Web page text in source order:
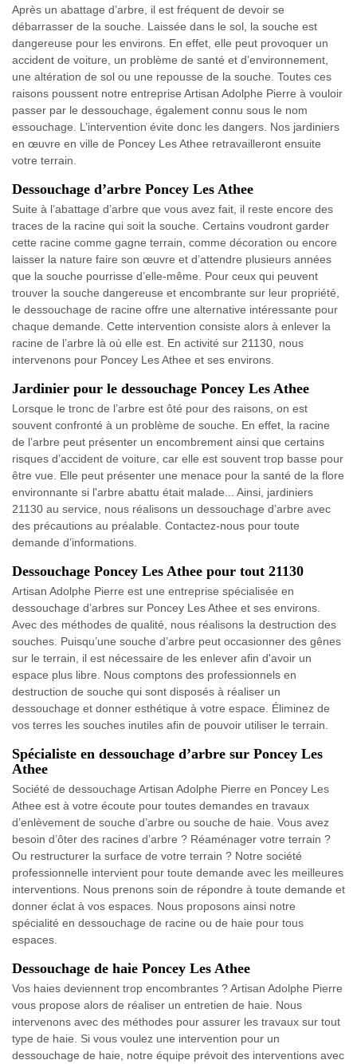
Après un abattage d’arbre, il est fréquent de devoir se
débarrasser de la souche. Laissée dans le sol, la souche est
dangereuse pour les environs. En effet, elle peut provoquer un
accident de voiture, un problème de santé et d’environnement,
une altération de sol ou une repousse de la souche. Toutes ces
raisons poussent notre entreprise Artisan Adolphe Pierre à vouloir
passer par le dessouchage, également connu sous le nom
essouchage. L’intervention évite donc les dangers. Nos jardiniers
en œuvre en ville de Poncey Les Athee retravailleront ensuite
votre terrain.
Dessouchage d’arbre Poncey Les Athee
Suite à l’abattage d’arbre que vous avez fait, il reste encore des
traces de la racine qui soit la souche. Certains voudront garder
cette racine comme gagne terrain, comme décoration ou encore
laisser la nature faire son œuvre et d’attendre plusieurs années
que la souche pourrisse d’elle-même. Pour ceux qui peuvent
trouver la souche dangereuse et encombrante sur leur propriété,
le dessouchage de racine offre une alternative intéressante pour
chaque demande. Cette intervention consiste alors à enlever la
racine de l’arbre là où elle est. En activité sur 21130, nous
intervenons pour Poncey Les Athee et ses environs.
Jardinier pour le dessouchage Poncey Les Athee
Lorsque le tronc de l’arbre est ôté pour des raisons, on est
souvent confronté à un problème de souche. En effet, la racine
de l’arbre peut présenter un encombrement ainsi que certains
risques d’accident de voiture, car elle est souvent trop basse pour
être vue. Elle peut présenter une menace pour la santé de la flore
environnante si l'arbre abattu était malade... Ainsi, jardiniers
21130 au service, nous réalisons un dessouchage d’arbre avec
des précautions au préalable. Contactez-nous pour toute
demande d’informations.
Dessouchage Poncey Les Athee pour tout 21130
Artisan Adolphe Pierre est une entreprise spécialisée en
dessouchage d’arbres sur Poncey Les Athee et ses environs.
Avec des méthodes de qualité, nous réalisons la destruction des
souches. Puisqu’une souche d’arbre peut occasionner des gênes
sur le terrain, il est nécessaire de les enlever afin d'avoir un
espace plus libre. Nous comptons des professionnels en
destruction de souche qui sont disposés à réaliser un
dessouchage et donner esthétique à votre espace. Éliminez de
vos terres les souches inutiles afin de pouvoir utiliser le terrain.
Spécialiste en dessouchage d’arbre sur Poncey Les
Athee
Société de dessouchage Artisan Adolphe Pierre en Poncey Les
Athee est à votre écoute pour toutes demandes en travaux
d’enlèvement de souche d’arbre ou souche de haie. Vous avez
besoin d’ôter des racines d’arbre ? Réaménager votre terrain ?
Ou restructurer la surface de votre terrain ? Notre société
professionnelle intervient pour toute demande avec les meilleures
interventions. Nous prenons soin de répondre à toute demande et
donner éclat à vos espaces. Nous proposons ainsi notre
spécialité en dessouchage de racine ou de haie pour tous
espaces.
Dessouchage de haie Poncey Les Athee
Vos haies deviennent trop encombrantes ? Artisan Adolphe Pierre
vous propose alors de réaliser un entretien de haie. Nous
intervenons avec des méthodes pour assurer les travaux sur tout
type de haie. Si vous voulez une intervention pour un
dessouchage de haie, notre équipe prévoit des interventions avec